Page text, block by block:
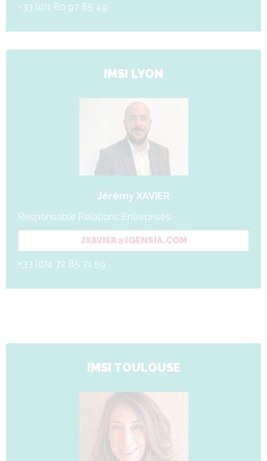
+33 (0)1 80 97 65 49
IMSI LYON
Jérémy XAVIER
Responsable Relations Entreprises
JXAVIER@IGENSIA.COM
+33 (0)4 72 85 71 59
IMSI TOULOUSE